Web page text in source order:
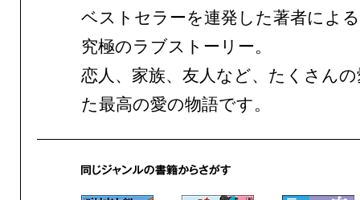
ベストセラーを連発した著者によ
究極のラブストーリー。
恋人、家族、友人など、たくさん
た最高の愛の物語です。